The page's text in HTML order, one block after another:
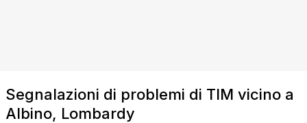
Segnalazioni di problemi di TIM vicino a
Albino, Lombardy